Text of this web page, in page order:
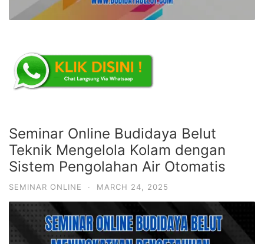
Seminar Online Budidaya Belut
Teknik Mengelola Kolam dengan
Sistem Pengolahan Air Otomatis
SEMINAR ONLINE · MARCH 24, 2025